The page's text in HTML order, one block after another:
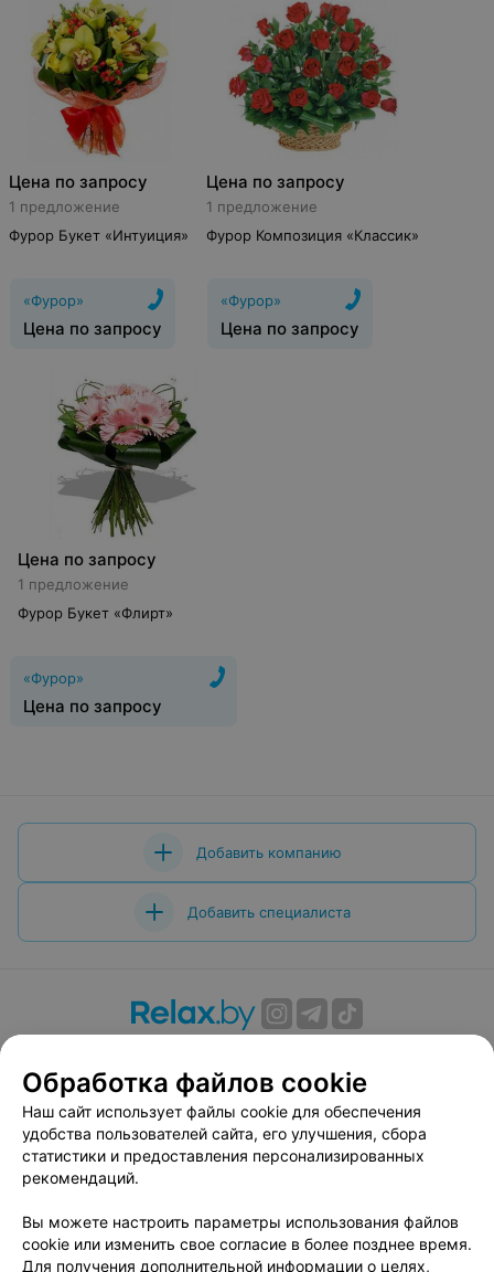
Цена по запросу
1 предложение
Фурор Букет «Интуиция»
«Фурор»
Цена по запросу
Цена по запросу
1 предложение
Фурор Композиция «Классик»
«Фурор»
Цена по запросу
Цена по запросу
1 предложение
Фурор Букет «Флирт»
«Фурор»
Цена по запросу
Добавить компанию
Добавить специалиста
Вакансии
Публичный договор
Способы оплаты
Публичный договор по использованию сервиса
«Афиша»
Пользовательское соглашение
Связаться по вопросам сотрудничества
Написать руководителю relax.by
Обработка файлов cookie
Наш сайт использует файлы cookie для обеспечения
удобства пользователей сайта, его улучшения, сбора
статистики и предоставления персонализированных
рекомендаций.
Вы можете настроить параметры использования файлов
cookie или изменить свое согласие в более позднее время.
Для получения дополнительной информации о целях,